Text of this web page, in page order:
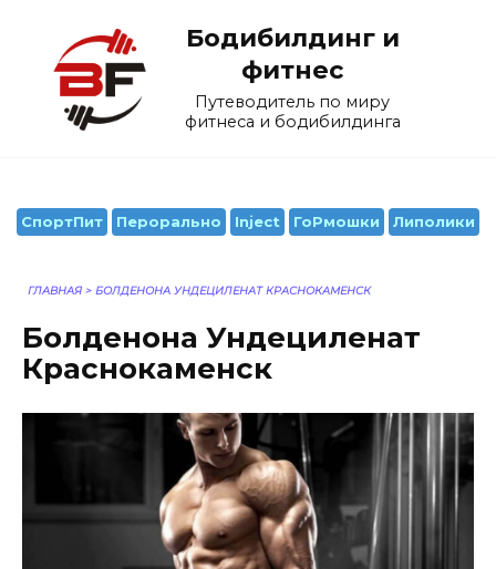
содержанию
Бодибилдинг и
фитнес
Путеводитель по миру
фитнеса и бодибилдинга
СпортПит Перорально Inject ГоРмошки Липолики
ГЛАВНАЯ > БОЛДЕНОНА УНДЕЦИЛЕНАТ КРАСНОКАМЕНСК
Болденона Ундециленат
Краснокаменск